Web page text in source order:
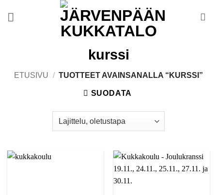
kurssi
ETUSIVU / TUOTTEET AVAINSANALLA “KURSSI”
SUODATA